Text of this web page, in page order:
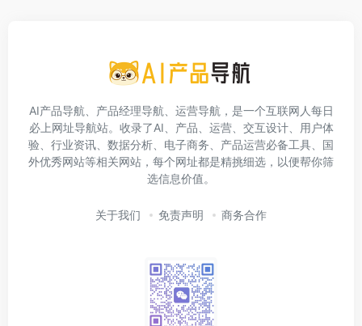
AI产品导航、产品经理导航、运营导航，是一个互联网人每日
必上网址导航站。收录了AI、产品、运营、交互设计、用户体
验、行业资讯、数据分析、电子商务、产品运营必备工具、国
外优秀网站等相关网站，每个网址都是精挑细选，以便帮你筛
选信息价值。
关于我们 免责声明 商务合作